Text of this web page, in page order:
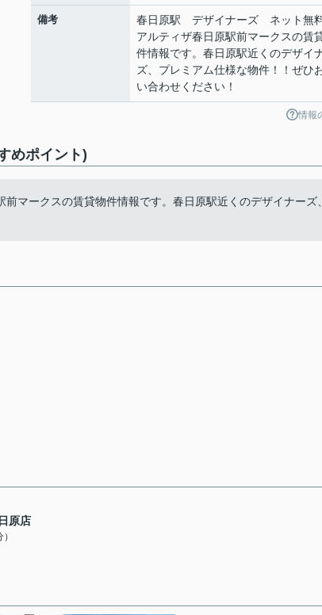
備考
春日原駅 デザイナーズ ネット無
アルティザ春日原駅前マークスの賃
件情報です。春日原駅近くのデザイ
ズ、プレミアム仕様な物件！！ぜひ
い合わせください！
情報
めポイント)
ークスの賃貸物件情報です。春日原駅近くのデザイナーズ、
原店